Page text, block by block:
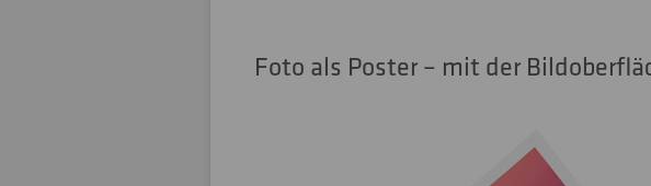
Foto als Poster – mit der